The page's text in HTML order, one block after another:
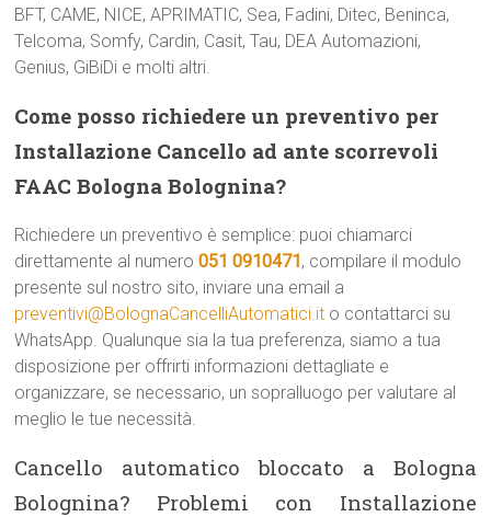
BFT, CAME, NICE, APRIMATIC, Sea, Fadini, Ditec, Beninca,
Telcoma, Somfy, Cardin, Casit, Tau, DEA Automazioni,
Genius, GiBiDi e molti altri.
Come posso richiedere un preventivo per
Installazione Cancello ad ante scorrevoli
FAAC Bologna Bolognina?
Richiedere un preventivo è semplice: puoi chiamarci
direttamente al numero051 0910471, compilare il modulo
presente sul nostro sito, inviare una email a
preventivi@BolognaCancelliAutomatici.it o contattarci su
WhatsApp. Qualunque sia la tua preferenza, siamo a tua
disposizione per offrirti informazioni dettagliate e
organizzare, se necessario, un sopralluogo per valutare al
meglio le tue necessità.
Cancello automatico bloccato a Bologna
Bolognina? Problemi con Installazione